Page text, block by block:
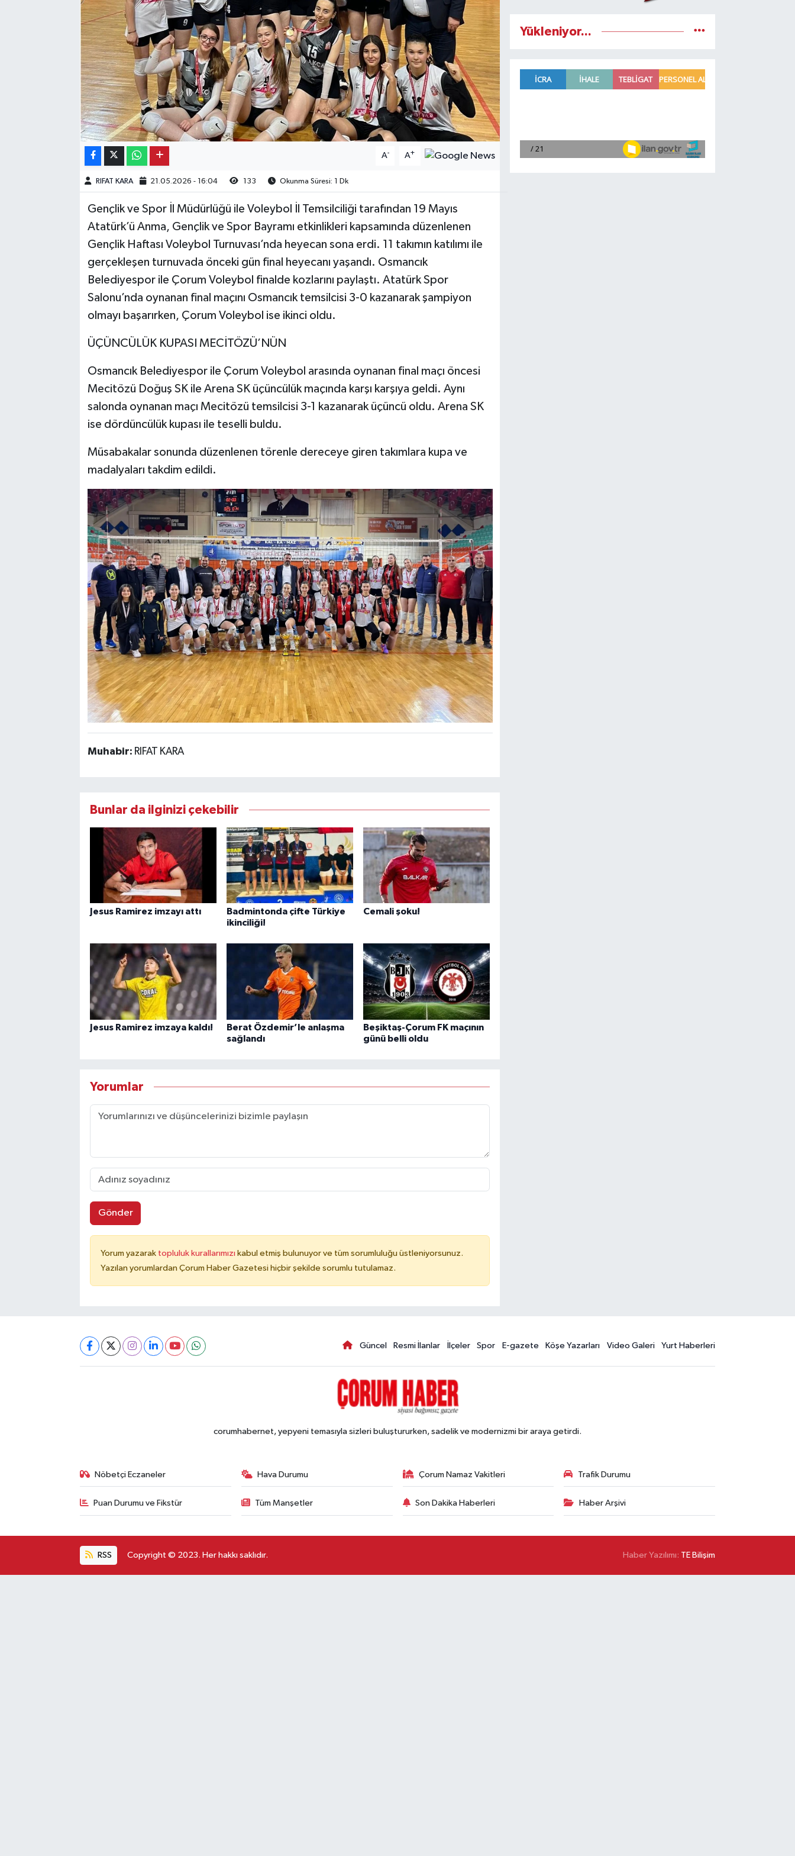
A- A+
RIFAT KARA 21.05.2026 - 16:04 133 Okunma Süresi: 1 Dk
Gençlik ve Spor İl Müdürlüğü ile Voleybol İl Temsilciliği tarafından 19 Mayıs
Atatürk’ü Anma, Gençlik ve Spor Bayramı etkinlikleri kapsamında düzenlenen
Gençlik Haftası Voleybol Turnuvası’nda heyecan sona erdi. 11 takımın katılımı ile
gerçekleşen turnuvada önceki gün final heyecanı yaşandı. Osmancık
Belediyespor ile Çorum Voleybol finalde kozlarını paylaştı. Atatürk Spor
Salonu’nda oynanan final maçını Osmancık temsilcisi 3-0 kazanarak şampiyon
olmayı başarırken, Çorum Voleybol ise ikinci oldu.
ÜÇÜNCÜLÜK KUPASI MECİTÖZÜ’NÜN
Osmancık Belediyespor ile Çorum Voleybol arasında oynanan final maçı öncesi
Mecitözü Doğuş SK ile Arena SK üçüncülük maçında karşı karşıya geldi. Aynı
salonda oynanan maçı Mecitözü temsilcisi 3-1 kazanarak üçüncü oldu. Arena SK
ise dördüncülük kupası ile teselli buldu.
Müsabakalar sonunda düzenlenen törenle dereceye giren takımlara kupa ve
madalyaları takdim edildi.
Muhabir: RIFAT KARA
Bunlar da ilginizi çekebilir
Jesus Ramirez imzayı attı
Badmintonda çifte Türkiye
ikinciliği!
Cemali şoku!
Jesus Ramirez imzaya kaldı!
Berat Özdemir’le anlaşma
sağlandı
Beşiktaş-Çorum FK maçının
günü belli oldu
Yorumlar
Gönder
Yorum yazarak topluluk kurallarımızı kabul etmiş bulunuyor ve tüm sorumluluğu üstleniyorsunuz.
Yazılan yorumlardan Çorum Haber Gazetesi hiçbir şekilde sorumlu tutulamaz.
Yükleniyor...
Güncel Resmi İlanlar İlçeler Spor E-gazete Köşe Yazarları Video Galeri Yurt Haberleri
corumhabernet, yepyeni temasıyla sizleri buluştururken, sadelik ve modernizmi bir araya getirdi.
Nöbetçi Eczaneler Hava Durumu Çorum Namaz Vakitleri Trafik Durumu
Puan Durumu ve Fikstür Tüm Manşetler Son Dakika Haberleri Haber Arşivi
RSS Copyright © 2023. Her hakkı saklıdır. Haber Yazılımı: TE Bilişim